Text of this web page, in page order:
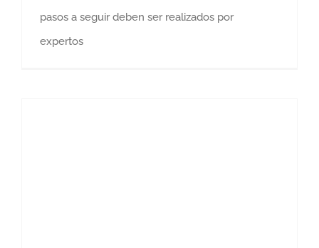
pasos a seguir deben ser realizados por
expertos